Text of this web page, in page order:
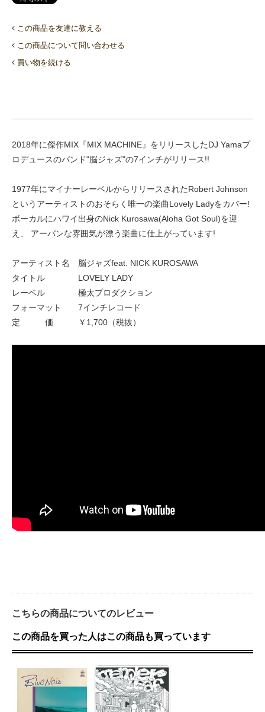
この商品を友達に教える
この商品について問い合わせる
買い物を続ける
2018年に傑作MIX『MIX MACHINE』をリリースしたDJ Yamaプ
ロデュースのバンド"脳ジャズ"の7インチがリリース!!
1977年にマイナーレーベルからリリースされたRobert Johnson
というアーティストのおそらく唯一の楽曲Lovely Ladyをカバー!
ボーカルにハワイ出身のNick Kurosawa(Aloha Got Soul)を迎
え、 アーバンな雰囲気が漂う楽曲に仕上がっています!
アーティスト名 脳ジャズfeat. NICK KUROSAWA
タイトル LOVELY LADY
レーベル 極太プロダクション
フォーマット 7インチレコード
定 価 ￥1,700（税抜）
こちらの商品についてのレビュー
この商品を買った人はこの商品も買っています